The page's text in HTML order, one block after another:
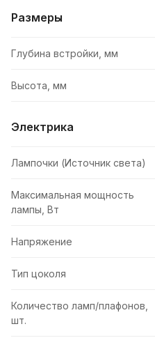
Размеры
Глубина встройки, мм
Высота, мм
Электрика
Лампочки (Источник света)
Максимальная мощность
лампы, Вт
Напряжение
Тип цоколя
Количество ламп/плафонов,
шт.